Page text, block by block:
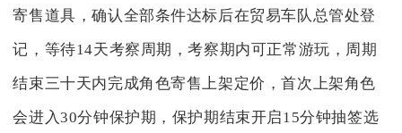
寄售道具，确认全部条件达标后在贸易车队总管处登
记，等待14天考察周期，考察期内可正常游玩，周期
结束三十天内完成角色寄售上架定价，首次上架角色
会进入30分钟保护期，保护期结束开启15分钟抽签选